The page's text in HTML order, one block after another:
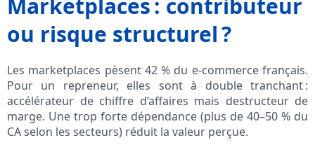
Marketplaces : contributeur
ou risque structurel ?
Les marketplaces pèsent 42 % du e-commerce français.
Pour un repreneur, elles sont à double tranchant :
accélérateur de chiffre d’affaires mais destructeur de
marge. Une trop forte dépendance (plus de 40–50 % du
CA selon les secteurs) réduit la valeur perçue.